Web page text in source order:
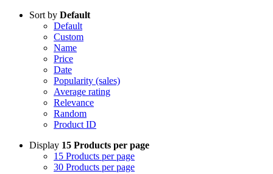
Sort by Default
Default
Custom
Name
Price
Date
Popularity (sales)
Average rating
Relevance
Random
Product ID
Display 15 Products per page
15 Products per page
30 Products per page